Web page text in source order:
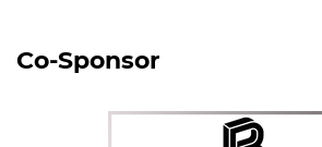
Co-Sponsor